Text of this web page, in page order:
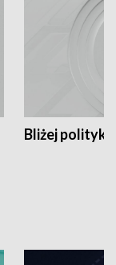
Bliżej polityki